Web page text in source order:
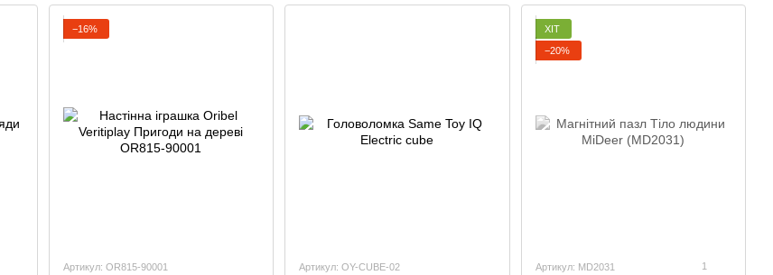
−16%
Артикул: OR815-90001 Артикул: OY-CUBE-02
ХІТ
−20%
Артикул: MD2031 1